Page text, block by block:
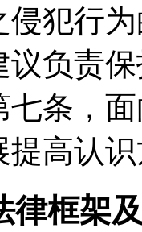
侵犯行
议负责
七条，
提高认
律框架